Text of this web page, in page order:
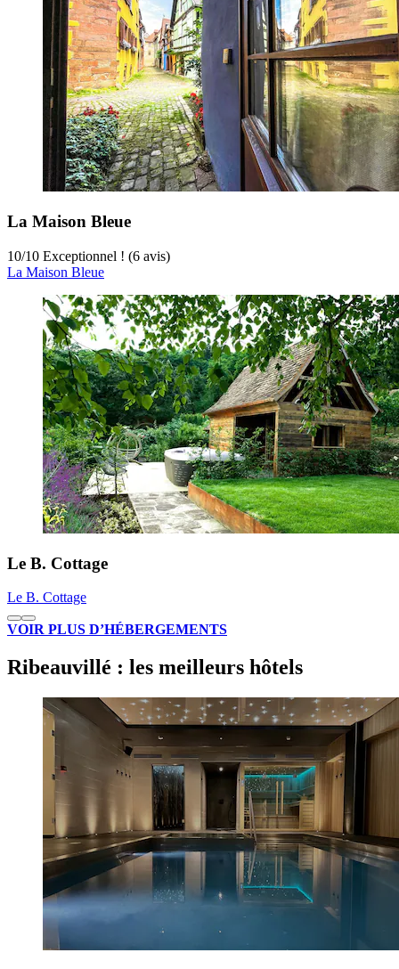
La Maison Bleue
10/10 Exceptionnel ! (6 avis)
La Maison Bleue
Le B. Cottage
Le B. Cottage
VOIR PLUS D’HÉBERGEMENTS
Ribeauvillé : les meilleurs hôtels